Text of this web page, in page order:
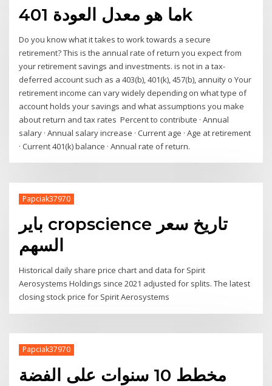
ما هو معدل العودة 401k
Do you know what it takes to work towards a secure
retirement? This is the annual rate of return you expect from
your retirement savings and investments. is not in a tax-
deferred account such as a 403(b), 401(k), 457(b), annuity o Your
retirement income can vary widely depending on what type of
account holds your savings and what assumptions you make
about return and tax rates Percent to contribute · Annual
salary · Annual salary increase · Current age · Age at retirement
· Current 401(k) balance · Annual rate of return.
Papciak37970
باير cropscience تاريخ سعر
السهم
Historical daily share price chart and data for Spirit
Aerosystems Holdings since 2021 adjusted for splits. The latest
closing stock price for Spirit Aerosystems
Papciak37970
مخطط 10 سنوات على الفضة